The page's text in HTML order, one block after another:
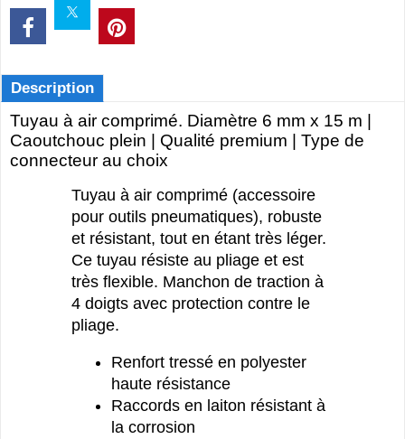
Description
Tuyau à air comprimé. Diamètre 6 mm x 15 m |
Caoutchouc plein | Qualité premium | Type de
connecteur au choix
Tuyau à air comprimé (accessoire
pour outils pneumatiques), robuste
et résistant, tout en étant très léger.
Ce tuyau résiste au pliage et est
très flexible. Manchon de traction à
4 doigts avec protection contre le
pliage.
Renfort tressé en polyester
haute résistance
Raccords en laiton résistant à
la corrosion